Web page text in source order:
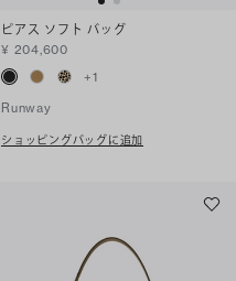
ピアス ソフト バッグ
¥ 204,600
+1
Runway
ショッピングバッグに追加